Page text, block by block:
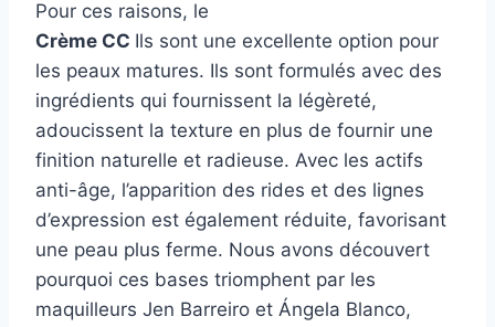
Pour ces raisons, le
Crème CC Ils sont une excellente option pour
les peaux matures. Ils sont formulés avec des
ingrédients qui fournissent la légèreté,
adoucissent la texture en plus de fournir une
finition naturelle et radieuse. Avec les actifs
anti-âge, l’apparition des rides et des lignes
d’expression est également réduite, favorisant
une peau plus ferme. Nous avons découvert
pourquoi ces bases triomphent par les
maquilleurs Jen Barreiro et Ángela Blanco,